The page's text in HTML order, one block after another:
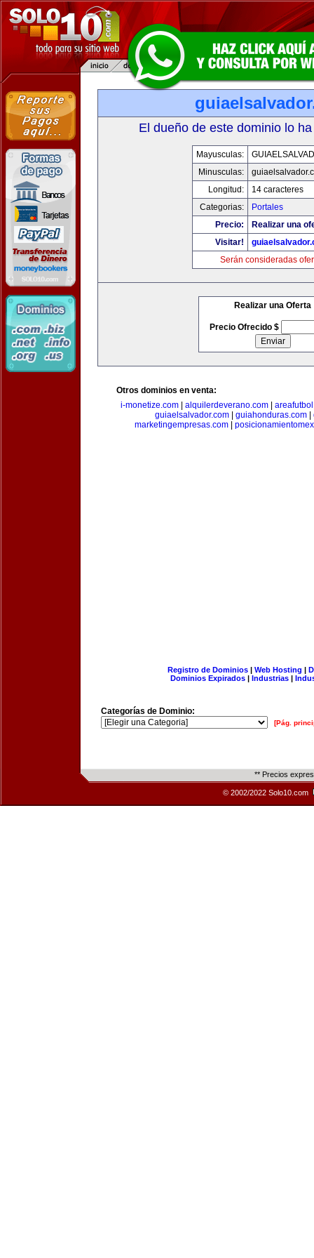
El dueño de este dominio lo
Mayusculas:
Minusculas:
Longitud:
14 caracteres
Categorias:
Portales
Precio:
Realizar una
Visitar!
Serán consideradas
Realizar una Oferta
Precio Ofrecido $
Otros dominios en venta:
i-monetize.com
alquilerdeverano.com
guiaelsalvador.com| guiahonduras.com|
marketingempresas.com
Registro de Dominios| Web Hosting |
Dominios Expirados | Industrias |
Categorías de Dominio:
[Pág.
** Precios
© 2002/2022 Solo10.com